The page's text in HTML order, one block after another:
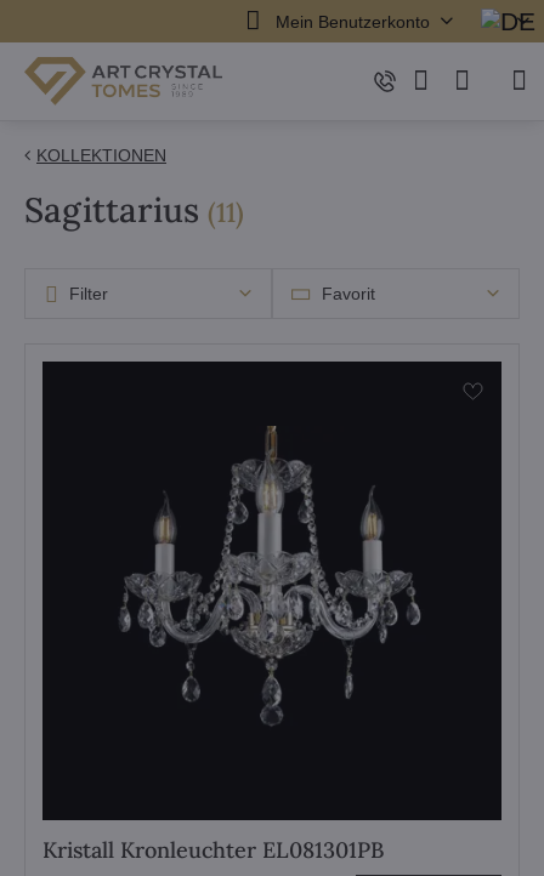
Mein Benutzerkonto
KOLLEKTIONEN
Sagittarius (11Artikel
)
Favorit
Filter
Kristall Kronleuchter EL081301PB